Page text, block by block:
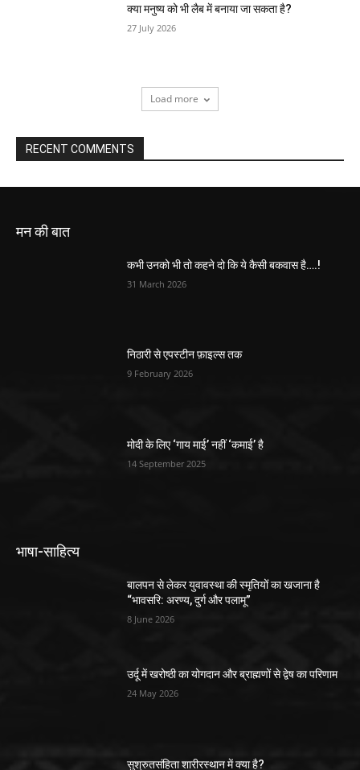
क्या मनुष्य को भी लैब में बनाया जा सकता है?
27 July 2026
Load more
RECENT COMMENTS
मन की बात
कभी उनको भी तो कहने दो कि ये कैसी बकवास है….!
31 March 2026
निठारी से एपस्टीन फ़ाइल्स तक
9 February 2026
मोदी के लिए ‘गाय माई’ नहीं ‘कमाई’ है
14 September 2025
भाषा-साहित्य
बालपन से लेकर युवावस्था की स्मृतियों का खजाना है
“भावसरि: अरण्य, दुर्ग और पलामू”
8 June 2026
उर्दू में खरोष्ठी का योगदान और ब्राह्मणों से द्वेष का परिणाम
24 May 2026
सुश्रुतसंहिता शारीरस्थान में क्या है?